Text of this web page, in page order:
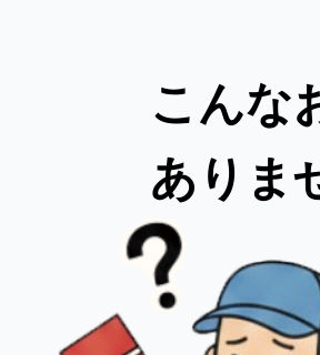
こんな
ありま